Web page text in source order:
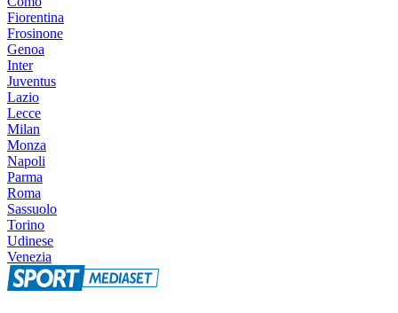
Fiorentina
Frosinone
Genoa
Inter
Juventus
Lazio
Lecce
Milan
Monza
Napoli
Parma
Roma
Sassuolo
Torino
Udinese
Venezia